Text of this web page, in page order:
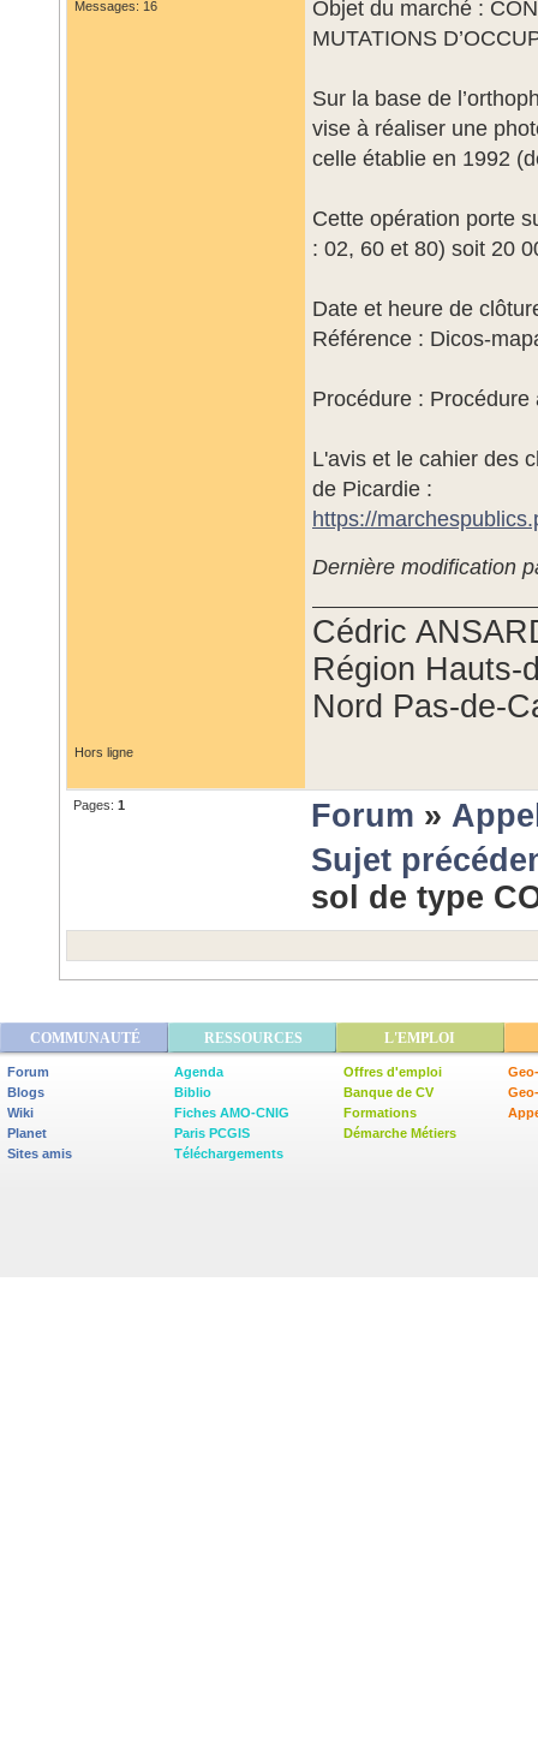
Messages: 16
Objet du marché :
MUTATIONS
Sur la base de
vise à réaliser une
celle établie en 1992
Cette opération porte
: 02, 60 et 80) soit 20
Date et heure de
Référence : Dicos-
Procédure : Procédure
L'avis et le cahier des
de Picardie :
https://
Dernière modification
Cédric
Région Hauts-
Nord Pas-de-
Hors ligne
Pages: 1 Forum »
Sujet
sol de type
COMMUNAUTÉ RESSOURCES L'EMPLOI
Forum
Blogs
Wiki
Planet
Sites amis
Agenda
Biblio
Fiches AMO-CNIG
Paris PCGIS
Téléchargements
Offres d'emploi
Banque de CV
Formations
Démarche Métiers